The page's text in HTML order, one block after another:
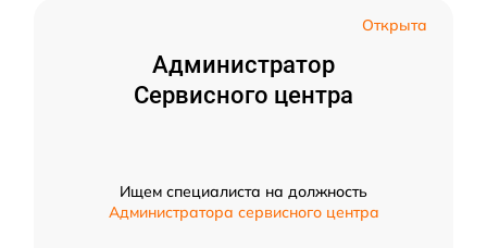
Открыта
Администратор
Сервисного центра
Ищем специалиста на должность
Администратора сервисного центра